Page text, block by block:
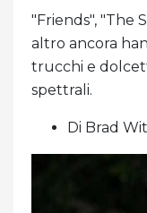
"Friends", "The
altro ancora
trucchi e
spettrali.
Di Brad